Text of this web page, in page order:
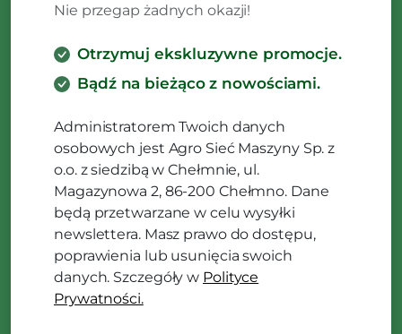
Nie przegap żadnych okazji!
Otrzymuj ekskluzywne promocje.
Bądź na bieżąco z nowościami.
Administratorem Twoich danych
osobowych jest Agro Sieć Maszyny Sp. z
o.o. z siedzibą w Chełmnie, ul.
Magazynowa 2, 86-200 Chełmno. Dane
będą przetwarzane w celu wysyłki
newslettera. Masz prawo do dostępu,
poprawienia lub usunięcia swoich
danych. Szczegóły w Polityce
Prywatności.